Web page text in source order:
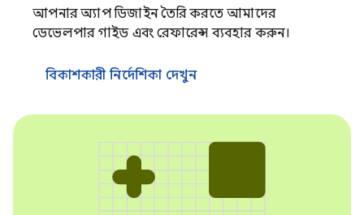
আপনার অ্যাপ ডিজাইন তৈরি করতে আমাদের
ডেভেলপার গাইড এবং রেফারেন্স ব্যবহার করুন।
বিকাশকারী নির্দেশিকা দেখুন